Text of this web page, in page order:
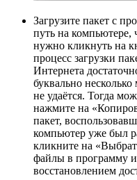
Загрузите пакет с
путь на компьютере,
нужно кликнуть на
процесс загрузки
Интернета
буквально несколько
не удаётся. Тогда
нажмите на
пакет,
компьютер уже был
кликните на
файлы в программу
восстановлением